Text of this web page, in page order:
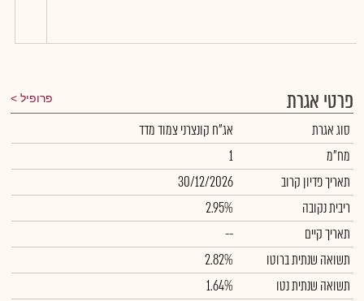
פרטי אגרת פרופיל
סוג אגרת
אג"ח קונצרני צמוד מדד
מח"מ
1
תאריך פדיון קרוב
30/12/2026
ריבית נקובה
2.95%
תאריך קיים
--
תשואה שנתית ברוטו
2.82%
תשואה שנתית נטו
1.64%